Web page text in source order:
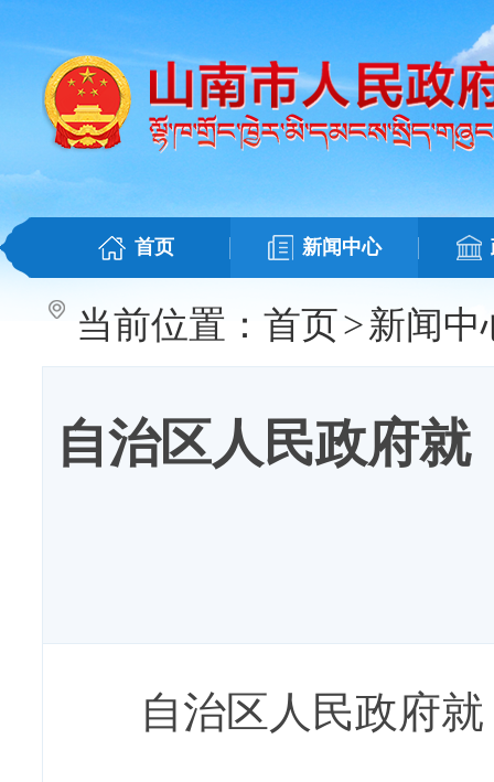
首页 新闻中心
当前位置： 首页>新闻中
自治区人民政府
自治区人民政府